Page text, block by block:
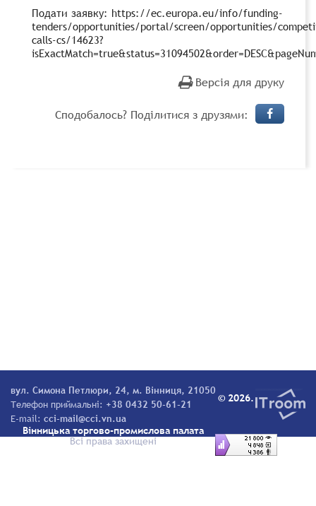
Подати заявку: https://ec.europa.eu/info/funding-
tenders/opportunities/portal/screen/opportunities/
calls-cs/14623?
Версія для друку
Сподобалось? Поділитися з друзями:
вул. Симона Петлюри, 24, м. Вінниця, 21050
Телефон приймальні: +38 0432 50-61-21
E-mail: cci-mail@cci.vn.ua
© 2026.
Вінницька торгово-промислова палата
Всі права захищені